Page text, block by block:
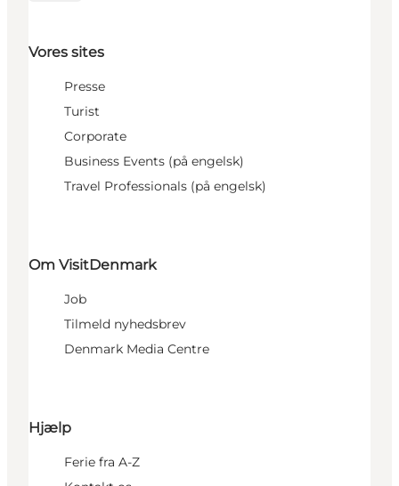
Vores sites
Presse
Turist
Corporate
Business Events (på engelsk)
Travel Professionals (på engelsk)
Om VisitDenmark
Job
Tilmeld nyhedsbrev
Denmark Media Centre
Hjælp
Ferie fra A-Z